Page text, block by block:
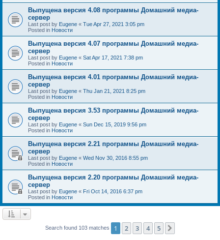
Выпущена версия 4.08 программы Домашний медиа-
сервер
Last post by Eugene « Tue Apr 27, 2021 3:05 pm
Posted in Новости
Выпущена версия 4.07 программы Домашний медиа-
сервер
Last post by Eugene « Sat Apr 17, 2021 7:38 pm
Posted in Новости
Выпущена версия 4.01 программы Домашний медиа-
сервер
Last post by Eugene « Thu Jan 21, 2021 8:25 pm
Posted in Новости
Выпущена версия 3.53 программы Домашний медиа-
сервер
Last post by Eugene « Sun Dec 15, 2019 9:56 pm
Posted in Новости
Выпущена версия 2.21 программы Домашний медиа-
сервер
Last post by Eugene « Wed Nov 30, 2016 8:55 pm
Posted in Новости
Выпущена версия 2.20 программы Домашний медиа-
сервер
Last post by Eugene « Fri Oct 14, 2016 6:37 pm
Posted in Новости
Search found 103 matches 1 2 3 4 5